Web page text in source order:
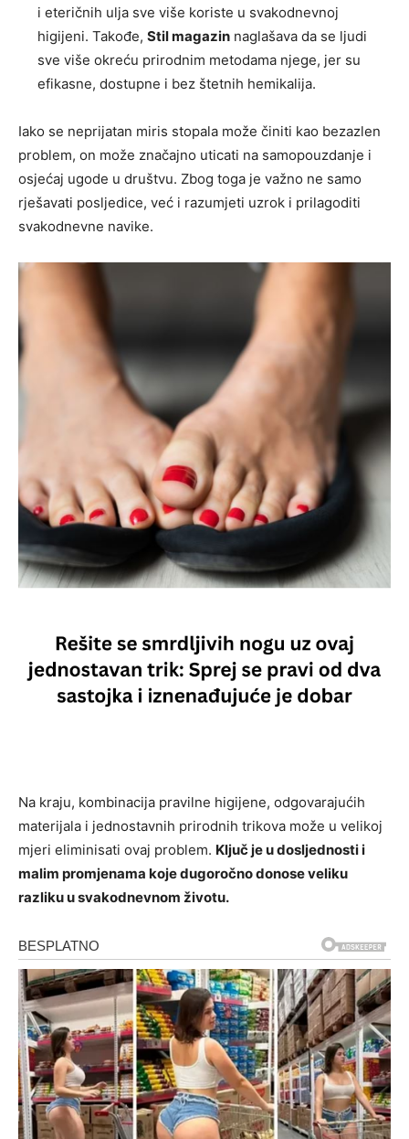
i eteričnih ulja sve više koriste u svakodnevnoj
higijeni. Takođe, Stil magazin naglašava da se ljudi
sve više okreću prirodnim metodama njege, jer su
efikasne, dostupne i bez štetnih hemikalija.
Iako se neprijatan miris stopala može činiti kao bezazlen
problem, on može značajno uticati na samopouzdanje i
osjećaj ugode u društvu. Zbog toga je važno ne samo
rješavati posljedice, već i razumjeti uzrok i prilagoditi
svakodnevne navike.
Na kraju, kombinacija pravilne higijene, odgovarajućih
materijala i jednostavnih prirodnih trikova može u velikoj
mjeri eliminisati ovaj problem. Ključ je u dosljednosti i
malim promjenama koje dugoročno donose veliku
razliku u svakodnevnom životu.